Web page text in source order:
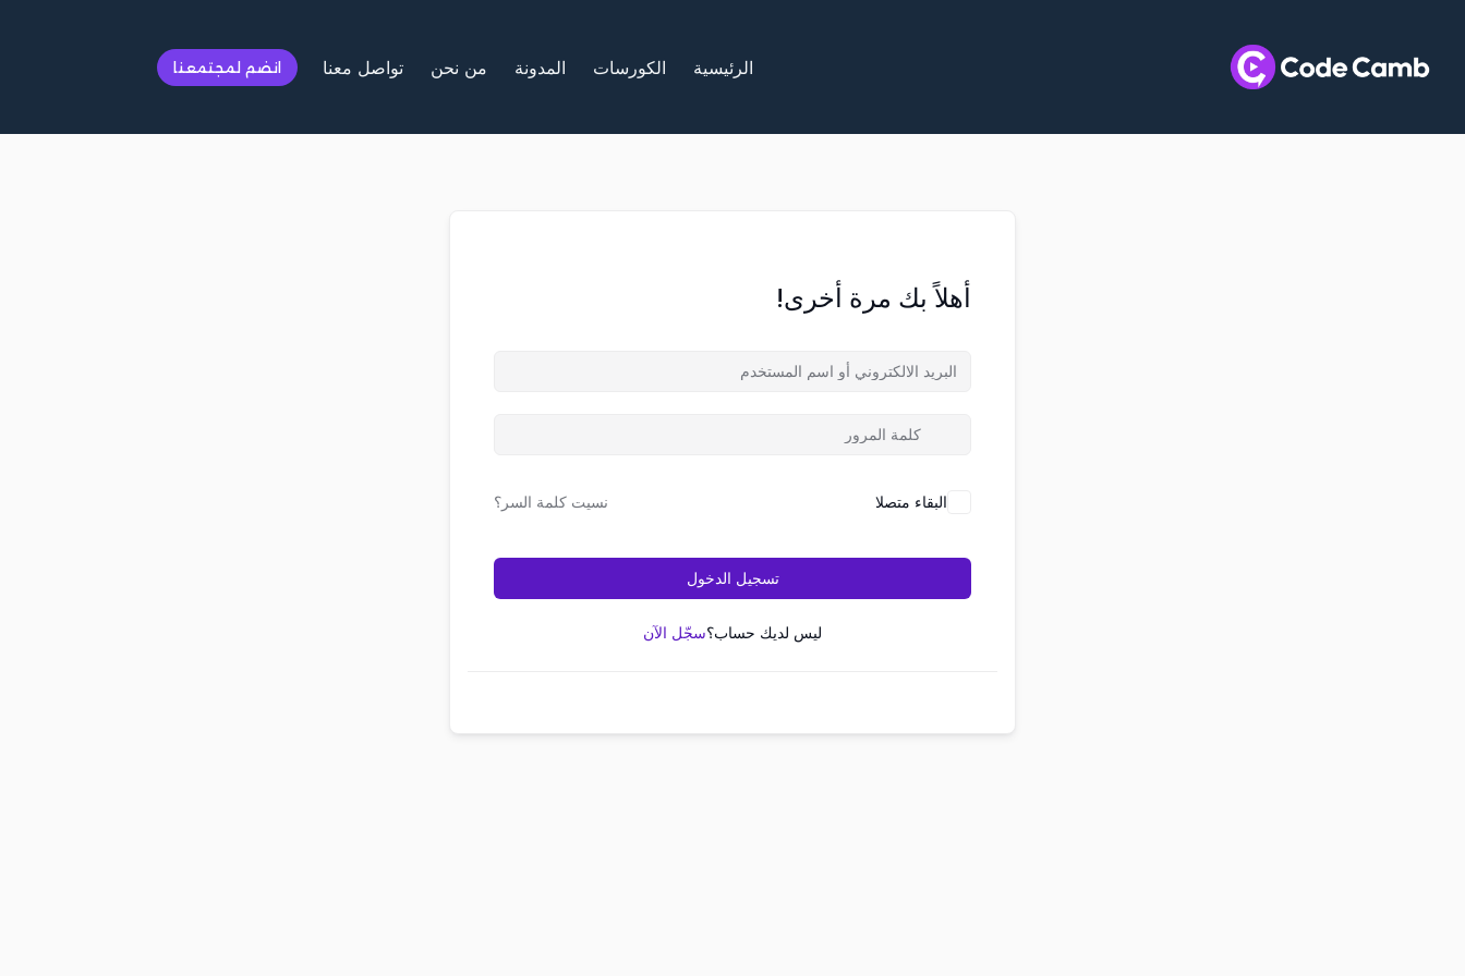
الرئيسية الكورسات المدونة من نحن تواصل معنا انضم لمجتمعنا
أهلاً بك مرة أخرى!
البقاء متصلا نسيت كلمة السر؟
تسجيل الدخول
ليس لديك حساب؟سجّل الآن